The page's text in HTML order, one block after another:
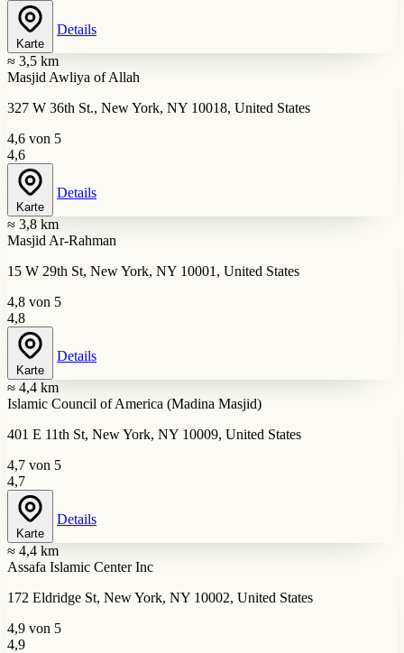
Karte
Details
≈ 3,5 km
Masjid Awliya of Allah
327 W 36th St., New York, NY 10018, United States
4,6 von 5
4,6
Karte
Details
≈ 3,8 km
Masjid Ar-Rahman
15 W 29th St, New York, NY 10001, United States
4,8 von 5
4,8
Karte
Details
≈ 4,4 km
Islamic Council of America (Madina Masjid)
401 E 11th St, New York, NY 10009, United States
4,7 von 5
4,7
Karte
Details
≈ 4,4 km
Assafa Islamic Center Inc
172 Eldridge St, New York, NY 10002, United States
4,9 von 5
4,9